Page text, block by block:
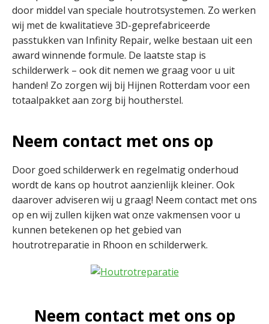
door middel van speciale houtrotsystemen. Zo werken
wij met de kwalitatieve 3D-geprefabriceerde
passtukken van Infinity Repair, welke bestaan uit een
award winnende formule. De laatste stap is
schilderwerk – ook dit nemen we graag voor u uit
handen! Zo zorgen wij bij Hijnen Rotterdam voor een
totaalpakket aan zorg bij houtherstel.
Neem contact met ons op
Door goed schilderwerk en regelmatig onderhoud
wordt de kans op houtrot aanzienlijk kleiner. Ook
daarover adviseren wij u graag! Neem contact met ons
op en wij zullen kijken wat onze vakmensen voor u
kunnen betekenen op het gebied van
houtrotreparatie in Rhoon en schilderwerk.
Neem contact met ons op